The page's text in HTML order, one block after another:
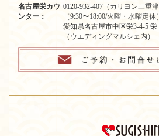
名古屋栄カウ
ンター：
0120-932-407（カリヨン三重津
［9:30〜18:00/火曜・水曜定休］
愛知県名古屋市中区栄3-4-5 栄
（ウエディングマルシェ内）